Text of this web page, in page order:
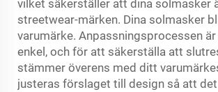
vilket säkerställer att dina solmasker
streetwear-märken. Dina solmasker
varumärke. Anpassningsprocessen
enkel, och för att säkerställa att
stämmer överens med ditt
justeras förslaget till design så att det